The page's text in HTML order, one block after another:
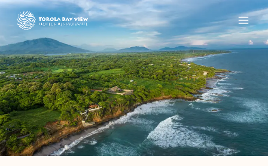
Ir
contenido